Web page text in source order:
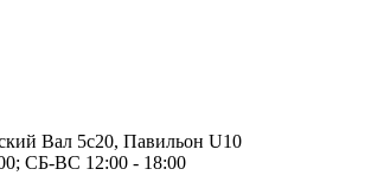
Вал 5с20, Павильон U10
СБ-ВС 12:00 - 18:00